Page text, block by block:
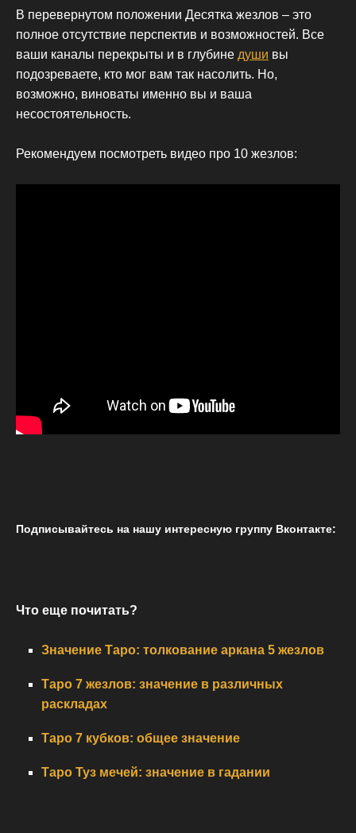
В перевернутом положении Десятка жезлов – это
полное отсутствие перспектив и возможностей. Все
ваши каналы перекрыты и в глубине души вы
подозреваете, кто мог вам так насолить. Но,
возможно, виноваты именно вы и ваша
несостоятельность.
Рекомендуем посмотреть видео про 10 жезлов:
Подписывайтесь на нашу интересную группу Вконтакте:
Что еще почитать?
Значение Таро: толкование аркана 5 жезлов
Таро 7 жезлов: значение в различных
раскладах
Таро 7 кубков: общее значение
Таро Туз мечей: значение в гадании